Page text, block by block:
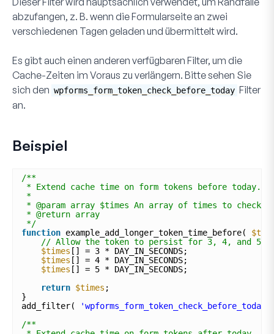
abzufangen, z. B. wenn die Formularseite an zwei
verschiedenen Tagen geladen und übermittelt wird.
Es gibt auch einen anderen verfügbaren Filter, um die
Cache-Zeiten im Voraus zu verlängern. Bitte sehen Sie
sich den wpforms_form_token_check_before_today Filter
an.
Beispiel
/**
* Extend cache time on form tokens before today.
*
* @param array $times An array of times to check
* @return array
*/
function example_add_longer_token_time_before(
// Allow the token to persist for 3, 4, and 5
$times [] = 3 * DAY_IN_SECONDS;
$times [] = 4 * DAY_IN_SECONDS;
$times [] = 5 * DAY_IN_SECONDS;
return $times ;
}
add_filter(
'wpforms_form_token_check_before_today'
/**